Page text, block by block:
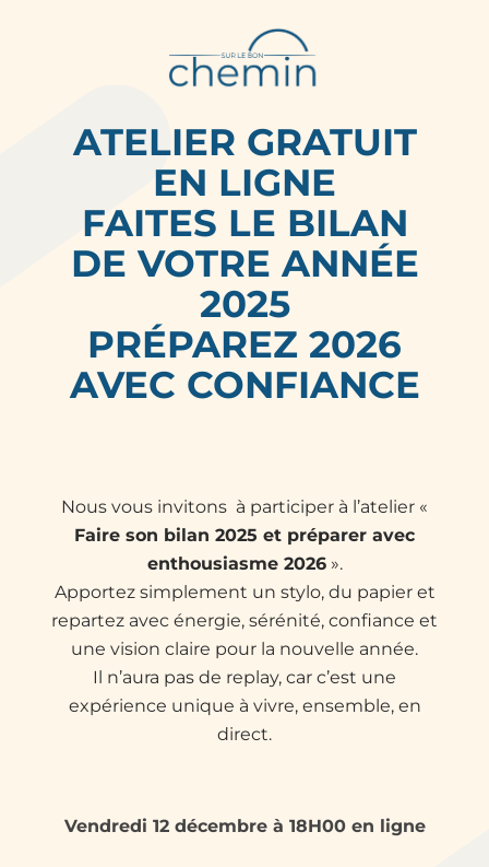
ATELIER GRATUIT
EN LIGNE
FAITES LE BILAN
DE VOTRE ANNÉE
2025
PRÉPAREZ 2026
AVEC CONFIANCE
Nous vous invitons à participer à l’atelier «
Faire son bilan 2025 et préparer avec
enthousiasme 2026».
Apportez simplement un stylo, du papier et
repartez avec énergie, sérénité, confiance et
une vision claire pour la nouvelle année.
Il n’aura pas de replay, car c’est une
expérience unique à vivre, ensemble, en
direct.
Vendredi 12 décembre à 18H00 en ligne